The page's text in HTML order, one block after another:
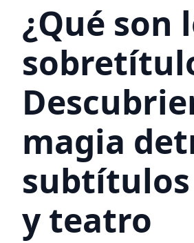
¿Qué son
magia
subtítulos
y teatro